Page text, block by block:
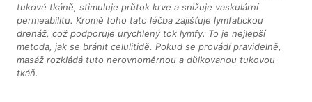
tukové tkáně, stimuluje průtok krve a snižuje vaskulární
permeabilitu. Kromě toho tato léčba zajišťuje lymfatickou
drenáž, což podporuje urychlený tok lymfy. To je nejlepší
metoda, jak se bránit celulitidě. Pokud se provádí pravidelně,
masáž rozkládá tuto nerovnoměrnou a důlkovanou tukovou
tkáň.